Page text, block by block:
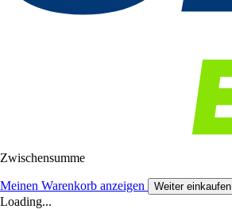
Zwischensumme
Meinen Warenkorb anzeigen Weiter einkaufen
Loading...